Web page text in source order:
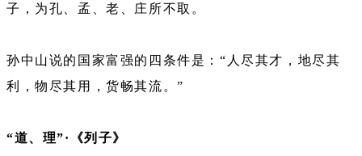
子，为孔、孟、老、庄所不取。
孙中山说的国家富强的四条件是：“人尽其才，地尽其
利，物尽其用，货畅其流。”
“道、理”·《列子》